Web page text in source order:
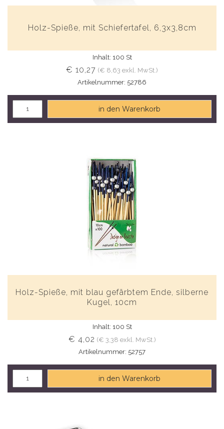
Holz-Spieße, mit Schiefertafel, 6,3x3,8cm
Inhalt: 100 St
€ 10,27 (€ 8,63 exkl. MwSt.)
Artikelnummer: 52786
in den Warenkorb
Holz-Spieße, mit blau gefärbtem Ende, silberne
Kugel, 10cm
Inhalt: 100 St
€ 4,02 (€ 3,38 exkl. MwSt.)
Artikelnummer: 52757
in den Warenkorb